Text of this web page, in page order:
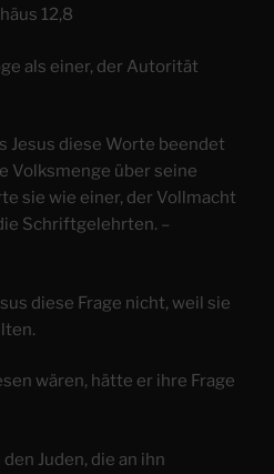
12,8
als einer, der Autorität
Jesus diese Worte beendet
Volksmenge über seine
sie wie einer, der Vollmacht
Schriftgelehrten. –
diese Frage nicht, weil sie
wären, hätte er ihre Frage
Juden, die an ihn